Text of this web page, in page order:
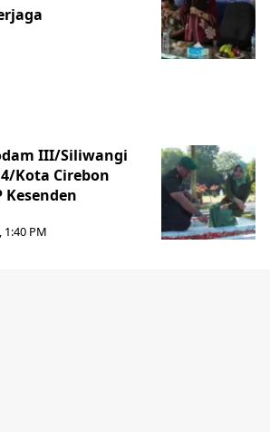
III/Siliwangi
Kota Cirebon
Kesenden
1:40 PM